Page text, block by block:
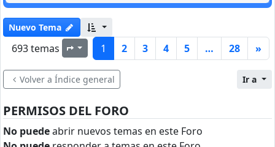
Nuevo Tema
693 temas Página1 de28
1 2 3 4 5 … 28 »
Volver a Índice general Ir a
PERMISOS DEL FORO
No puedeabrir nuevos temas en este Foro